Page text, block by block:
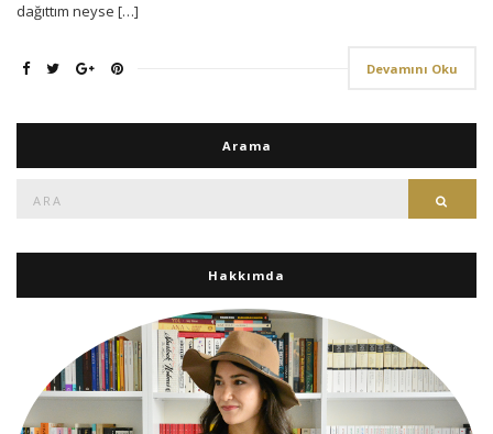
dağıttım neyse […]
Devamını Oku
Arama
Hakkımda